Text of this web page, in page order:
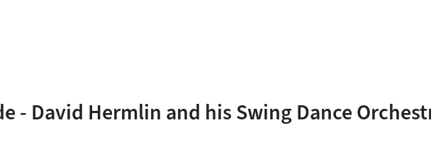
- David Hermlin and his Swing Dance